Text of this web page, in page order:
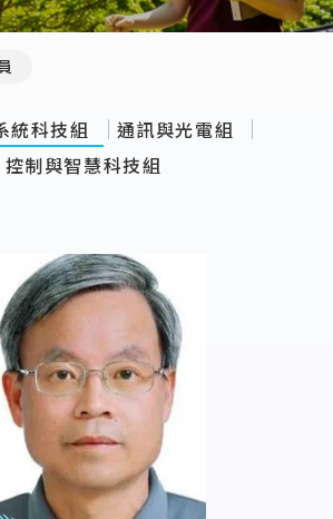
統科技組
通訊與光電組
控制與智慧科技組